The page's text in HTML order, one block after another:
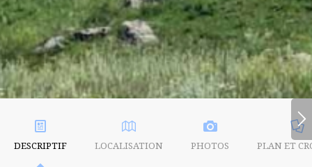
DESCRIPTIF LOCALISATION PHOTOS PLAN ET